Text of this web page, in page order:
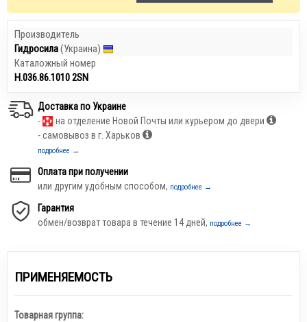
Производитель
Гидросила(Украина)
Каталожный номер
Н.036.86.1010 2SN
Доставка по Украине
-
на отделение Новой Почты или курьером до двери
- самовывоз в г. Харьков
подробнее →
Оплата при получении
или другим удобным способом, подробнее →
Гарантия
обмен/возврат товара в течение 14 дней, подробнее →
ПРИМЕНЯЕМОСТЬ
Товарная группа: